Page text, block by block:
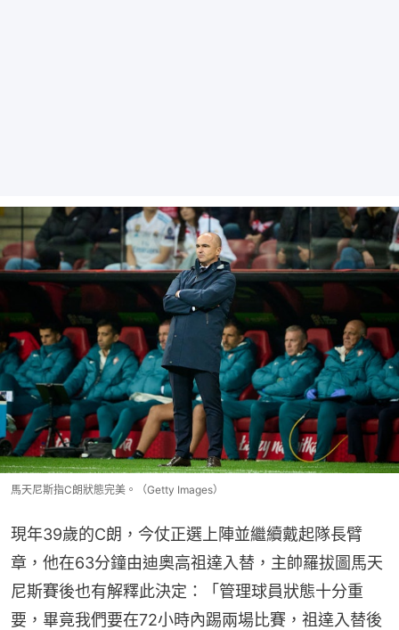
馬天尼斯指C朗狀態完美。（Getty Images）
現年39歲的C朗，今仗正選上陣並繼續戴起隊長臂
章，他在63分鐘由迪奧高祖達入替，主帥羅拔圖馬天
尼斯賽後也有解釋此決定：「管理球員狀態十分重
要，畢竟我們要在72小時內踢兩場比賽，祖達入替後